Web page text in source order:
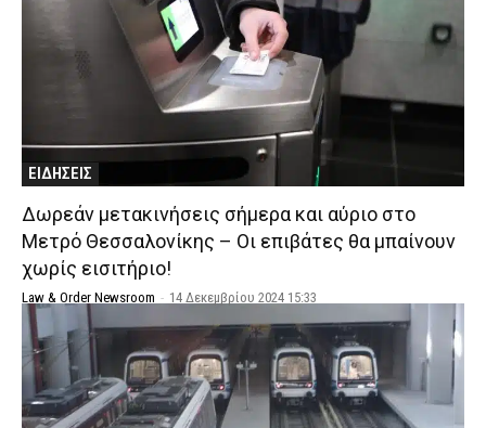
ΕΙΔΗΣΕΙΣ
Δωρεάν μετακινήσεις σήμερα και αύριο στο
Μετρό Θεσσαλονίκης – Οι επιβάτες θα μπαίνουν
χωρίς εισιτήριο!
Law & Order Newsroom - 14 Δεκεμβρίου 2024 15:33